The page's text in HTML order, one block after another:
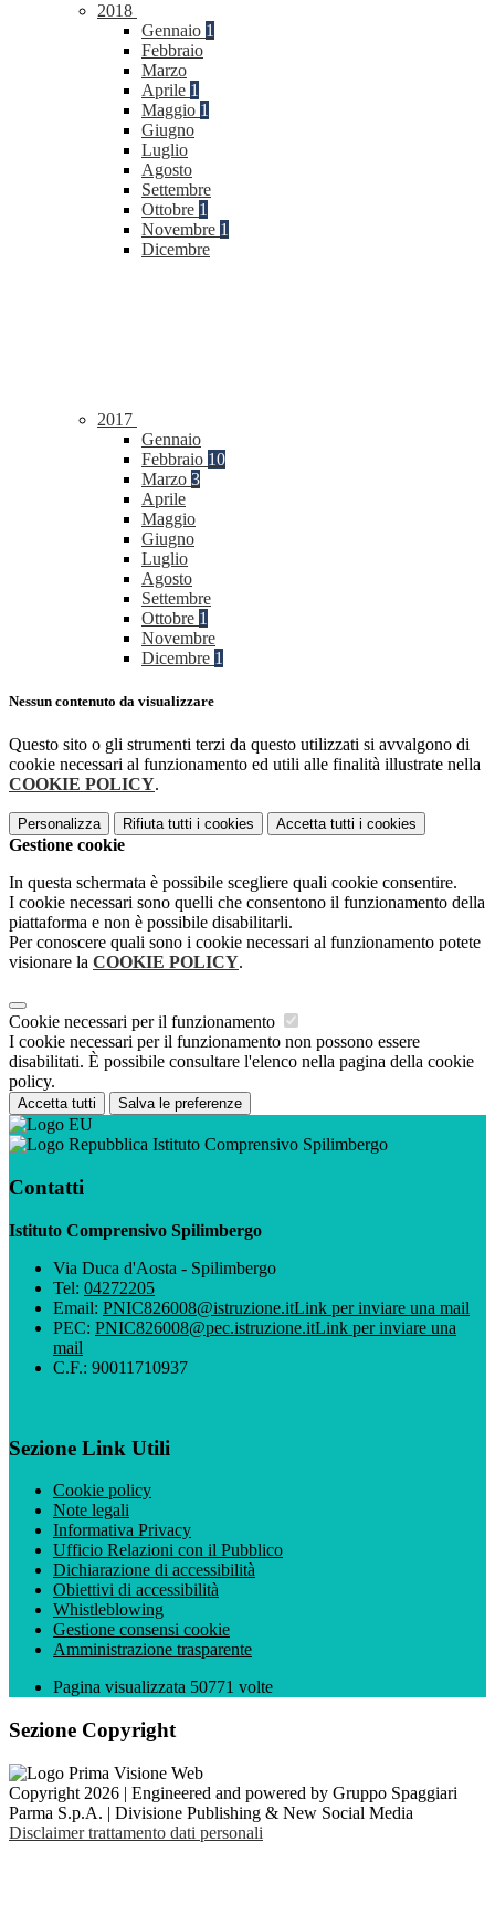
2018
Gennaio 1
Febbraio
Marzo
Aprile 1
Maggio 1
Giugno
Luglio
Agosto
Settembre
Ottobre 1
Novembre 1
Dicembre
2017
Gennaio
Febbraio 10
Marzo 3
Aprile
Maggio
Giugno
Luglio
Agosto
Settembre
Ottobre 1
Novembre
Dicembre 1
Nessun contenuto da visualizzare
Questo sito o gli strumenti terzi da questo utilizzati si avvalgono di
cookie necessari al funzionamento ed utili alle finalità illustrate nella
COOKIE POLICY.
Personalizza Rifiuta tutti i cookies Accetta tutti i cookies
Gestione cookie
In questa schermata è possibile scegliere quali cookie consentire.
I cookie necessari sono quelli che consentono il funzionamento della
piattaforma e non è possibile disabilitarli.
Per conoscere quali sono i cookie necessari al funzionamento potete
visionare la COOKIE POLICY.
Cookie necessari per il funzionamento
I cookie necessari per il funzionamento non possono essere
disabilitati. È possibile consultare l'elenco nella pagina della cookie
policy.
Accetta tutti Salva le preferenze
Istituto Comprensivo Spilimbergo
Contatti
Istituto Comprensivo Spilimbergo
Via Duca d'Aosta - Spilimbergo
Tel: 04272205
Email: PNIC826008@istruzione.itLink per inviare una mail
PEC: PNIC826008@pec.istruzione.itLink per inviare una
mail
C.F.: 90011710937
Sezione Link Utili
Cookie policy
Note legali
Informativa Privacy
Ufficio Relazioni con il Pubblico
Dichiarazione di accessibilità
Obiettivi di accessibilità
Whistleblowing
Gestione consensi cookie
Amministrazione trasparente
Pagina visualizzata 50771 volte
Sezione Copyright
Copyright 2026 | Engineered and powered by Gruppo Spaggiari
Parma S.p.A. | Divisione Publishing & New Social Media
Disclaimer trattamento dati personali